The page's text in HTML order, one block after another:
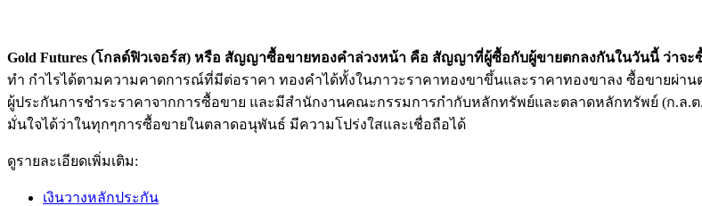
Gold Futures (โกลด์ฟิวเจอร์ส) หรือ สัญญาซื้อขายทองคำล่วงหน้า คือ สัญญาที่ผู้ซื้อกับผู้ขายตกลงกันในวันนี้ ว่าจะ
ทำ กำไรได้ตามความคาดการณ์ที่มีต่อราคา ทองคำได้ทั้งในภาวะราคาทองขาขึ้นและราคาทองขาลง ซื้อขายผ่า
ผู้ประกันการชำระราคาจากการซื้อขาย และมีสำนักงานคณะกรรมการกำกับหลักทรัพย์และตลาดหลักทรัพย์ (ก.ล
มั่นใจได้ว่าในทุกๆการซื้อขายในตลาดอนุพันธ์ มีความโปร่งใสและเชื่อถือได้
ดูรายละเอียดเพิ่มเติม:
เงินวางหลักประกัน